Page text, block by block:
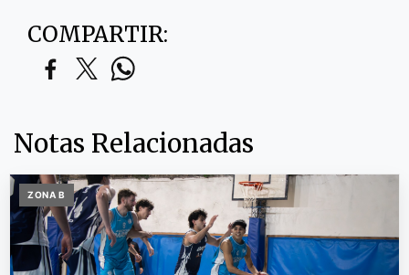
COMPARTIR:
Notas Relacionadas
ZONA B